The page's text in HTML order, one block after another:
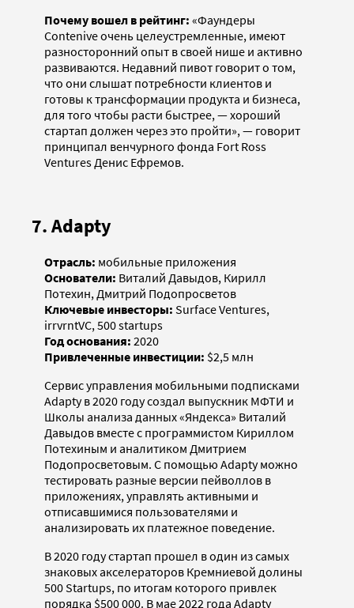
Почему вошел в рейтинг: «Фаундеры
Contenive очень целеустремленные, имеют
разносторонний опыт в своей нише и активно
развиваются. Недавний пивот говорит о том,
что они слышат потребности клиентов и
готовы к трансформации продукта и бизнеса,
для того чтобы расти быстрее, — хороший
стартап должен через это пройти», — говорит
принципал венчурного фонда Fort Ross
Ventures Денис Ефремов.
7. Adapty
Отрасль: мобильные приложения
Основатели: Виталий Давыдов, Кирилл
Потехин, Дмитрий Подопросветов
Ключевые инвесторы: Surface Ventures,
irrvrntVC, 500 startups
Год основания: 2020
Привлеченные инвестиции: $2,5 млн
Сервис управления мобильными подписками
Adapty в 2020 году создал выпускник МФТИ и
Школы анализа данных «Яндекса» Виталий
Давыдов вместе с программистом Кириллом
Потехиным и аналитиком Дмитрием
Подопросветовым. С помощью Adapty можно
тестировать разные версии пейволлов в
приложениях, управлять активными и
отписавшимися пользователями и
анализировать их платежное поведение.
В 2020 году стартап прошел в один из самых
знаковых акселераторов Кремниевой долины
500 Startups, по итогам которого привлек
порядка $500 000. В мае 2022 года Adapty